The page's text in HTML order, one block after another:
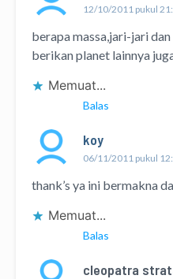
12/10/2011 pukul
berapa massa,jari-jari
berikan planet lainnya
Memuat...
Balas
koy
06/11/2011 pukul
thank’s ya ini bermakna
Memuat...
Balas
cleopatra